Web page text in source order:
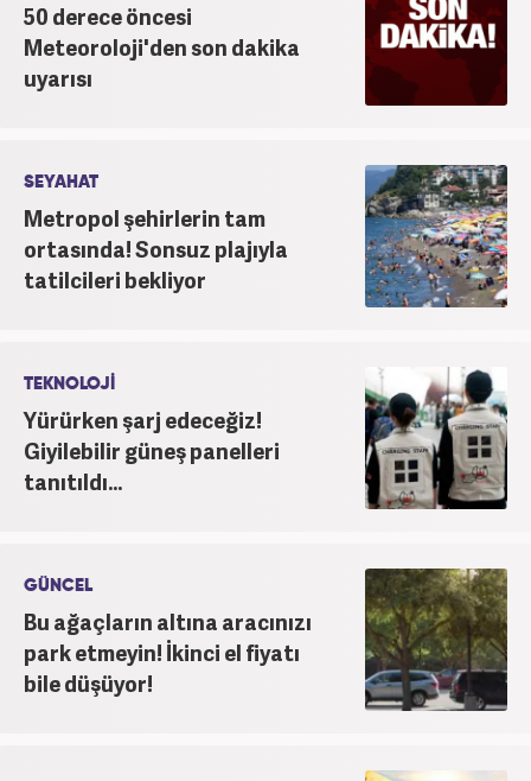
50 derece öncesi
Meteoroloji'den son dakika
uyarısı
SEYAHAT
Metropol şehirlerin tam
ortasında! Sonsuz plajıyla
tatilcileri bekliyor
TEKNOLOJİ
Yürürken şarj edeceğiz!
Giyilebilir güneş panelleri
tanıtıldı...
GÜNCEL
Bu ağaçların altına aracınızı
park etmeyin! İkinci el fiyatı
bile düşüyor!